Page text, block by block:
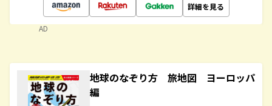
詳細を見る
AD
地球のなぞり方 旅地図 ヨーロッパ
編